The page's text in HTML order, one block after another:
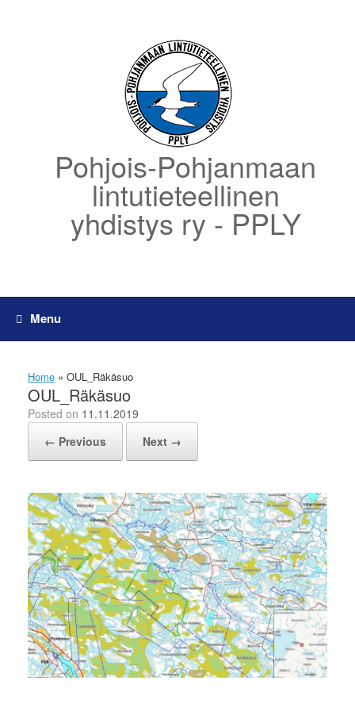
Pohjois-Pohjanmaan
lintutieteellinen
yhdistys ry - PPLY
Menu
Home » OUL_Räkäsuo
OUL_Räkäsuo
Posted on 11.11.2019
← Previous
Next →